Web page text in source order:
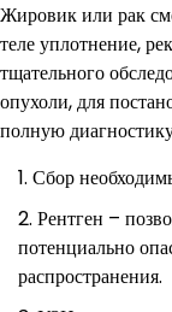
Жировик или рак
теле уплотнение,
тщательного
опухоли, для
полную
Сбор
Рентген –
потенциально
распространения.